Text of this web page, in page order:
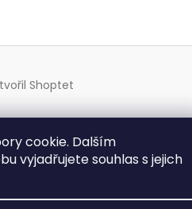
cookie. Dalším
vyjadřujete souhlas s jejich
Shoptet
HODINY.cz
. Všechna práva
nastavení cookies